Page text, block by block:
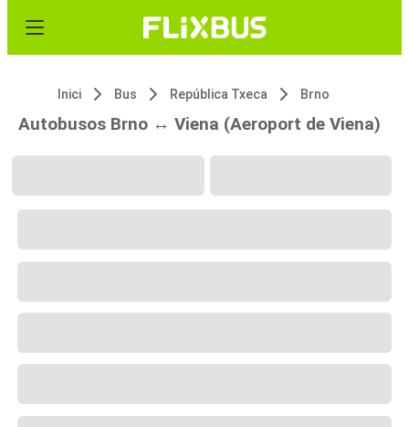
Inici Bus República Txeca Brno
Autobusos Brno ↔ Viena (Aeroport de Viena)